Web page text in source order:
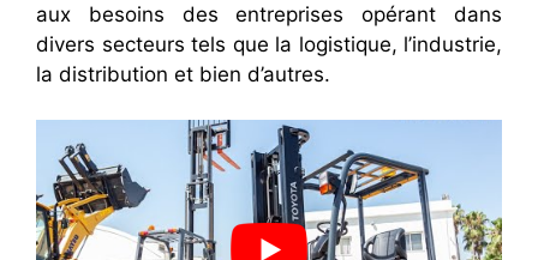
aux besoins des entreprises opérant dans
divers secteurs tels que la logistique, l’industrie,
la distribution et bien d’autres.